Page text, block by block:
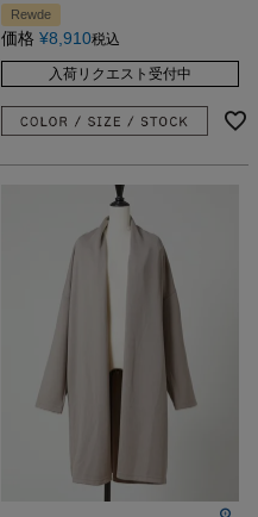
Rewde
価格 ¥8,910税込
入荷リクエスト受付中